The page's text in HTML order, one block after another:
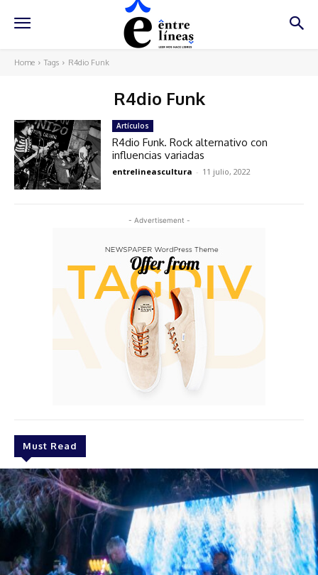
Home Tags R4dio Funk
R4dio Funk
- Advertisement -
Must Read
Artículos
R4dio Funk. Rock alternativo con
influencias variadas
entrelineascultura - 11 julio, 2022